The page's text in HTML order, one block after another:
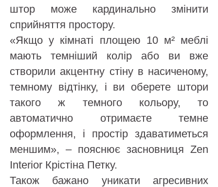
штор може кардинально змінити
сприйняття простору.
«Якщо у кімнаті площею 10 м² меблі
мають темніший колір або ви вже
створили акцентну стіну в насиченому,
темному відтінку, і ви оберете штори
такого ж темного кольору, то
автоматично отримаєте темне
оформлення, і простір здаватиметься
меншим», – пояснює засновниця Zen
Interior Крістіна Петку.
Також бажано уникати агресивних